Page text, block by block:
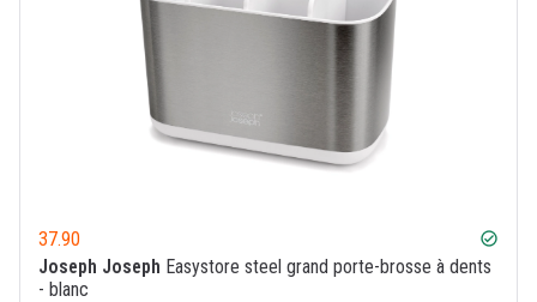
37.90 check_circle
Joseph Joseph Easystore steel grand porte-brosse à dents
- blanc